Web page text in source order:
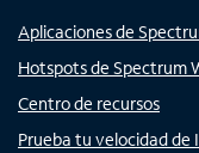
Aplicaciones de
Hotspots de Spectrum
Centro de recursos
Prueba tu velocidad de